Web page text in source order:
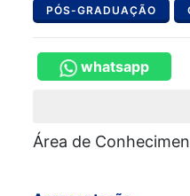
PÓS-GRADUAÇÃO
whatsapp
Área de